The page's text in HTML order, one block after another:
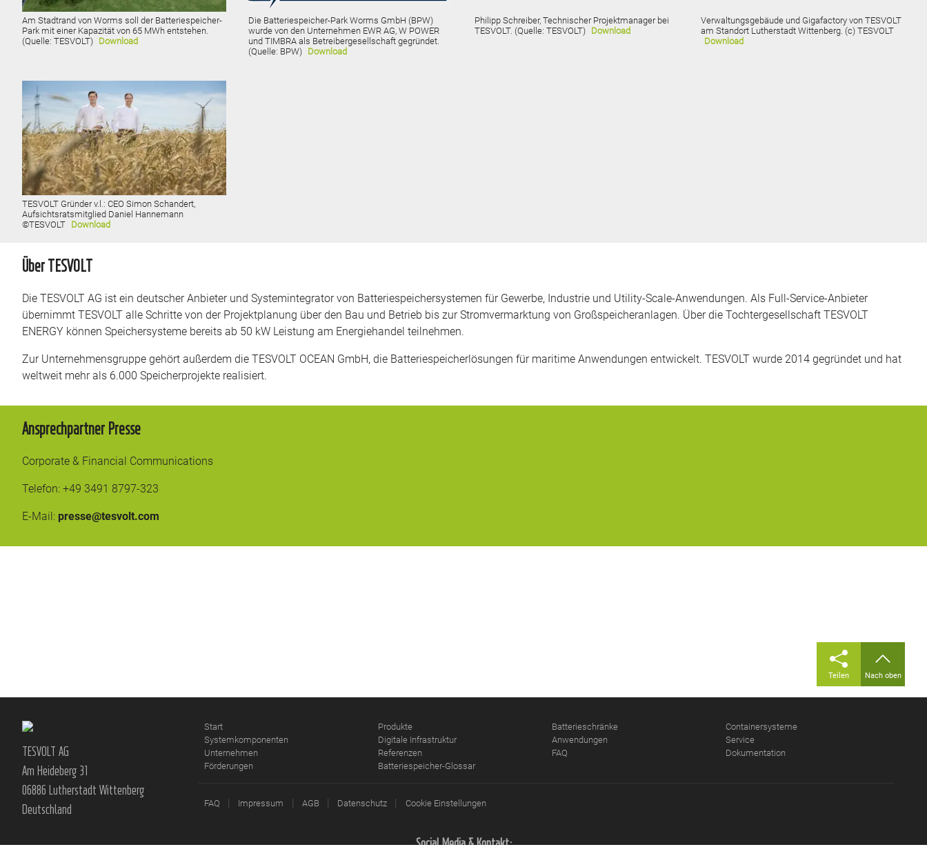
Am Stadtrand von Worms soll der Batteriespeicher-
Park mit einer Kapazität von 65 MWh entstehen.
(Quelle: TESVOLT) Download
Die Batteriespeicher-Park Worms GmbH (BPW)
wurde von den Unternehmen EWR AG, W POWER
und TIMBRA als Betreibergesellschaft gegründet.
(Quelle: BPW) Download
Philipp Schreiber, Technischer Projektmanager bei
TESVOLT. (Quelle: TESVOLT) Download
Verwaltungsgebäude und Gigafactory von TESVOLT
am Standort Lutherstadt Wittenberg. (c) TESVOLT
Download
TESVOLT Gründer v.l.: CEO Simon Schandert,
Aufsichtsratsmitglied Daniel Hannemann
©TESVOLT Download
Über TESVOLT
Die TESVOLT AG ist ein deutscher Anbieter und Systemintegrator von Batteriespeichersystemen für Gewerbe, Industrie und Utility-Scale-Anwendungen. Als Full-Service-Anbieter
übernimmt TESVOLT alle Schritte von der Projektplanung über den Bau und Betrieb bis zur Stromvermarktung von Großspeicheranlagen. Über die Tochtergesellschaft TESVOLT
ENERGY können Speichersysteme bereits ab 50 kW Leistung am Energiehandel teilnehmen.
Zur Unternehmensgruppe gehört außerdem die TESVOLT OCEAN GmbH, die Batteriespeicherlösungen für maritime Anwendungen entwickelt. TESVOLT wurde 2014 gegründet und hat
weltweit mehr als 6.000 Speicherprojekte realisiert.
Ansprechpartner Presse
Corporate & Financial Communications
Telefon: +49 3491 8797-323
E-Mail: presse@tesvolt.com
Teilen Nach oben
TESVOLT AG
Am Heideberg 31
06886 Lutherstadt Wittenberg
Deutschland
Start Produkte Batterieschränke
Containersysteme
Systemkomponenten
Digitale Infrastruktur Anwendungen
Service
Unternehmen
Referenzen FAQ
Dokumentation
Förderungen
Batteriespeicher-Glossar
FAQ | Impressum | AGB | Datenschutz | Cookie Einstellungen
Social Media & Kontakt: